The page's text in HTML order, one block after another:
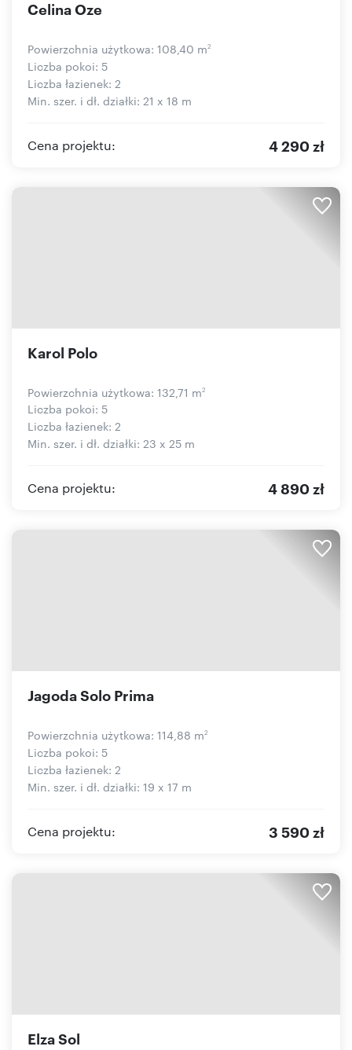
Celina Oze
Powierzchnia użytkowa: 108,40 m2
Liczba pokoi: 5
Liczba łazienek: 2
Min. szer. i dł. działki: 21 x 18 m
Cena projektu: 4 290 zł
Karol Polo
Powierzchnia użytkowa: 132,71 m2
Liczba pokoi: 5
Liczba łazienek: 2
Min. szer. i dł. działki: 23 x 25 m
Cena projektu: 4 890 zł
Jagoda Solo Prima
Powierzchnia użytkowa: 114,88 m2
Liczba pokoi: 5
Liczba łazienek: 2
Min. szer. i dł. działki: 19 x 17 m
Cena projektu: 3 590 zł
Elza Sol